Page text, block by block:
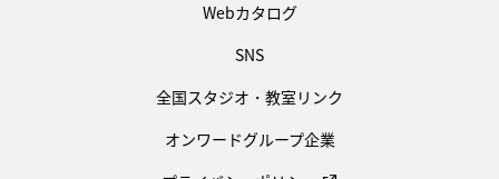
Webカタログ
SNS
全国スタジオ・教室リンク
オンワードグループ企業